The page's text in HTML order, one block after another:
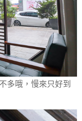
多哦，慢來只好到